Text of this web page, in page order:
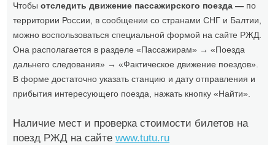
Чтобыотследить движение пассажирского поезда — по
территории России, в сообщении со странами СНГ и Балтии,
можно воспользоваться специальной формой на сайте РЖД.
Она располагается в разделе «Пассажирам» → «Поезда
дальнего следования» → «Фактическое движение поездов».
В форме достаточно указать станцию и дату отправления и
прибытия интересующего поезда, нажать кнопку «Найти».
Наличие мест и проверка стоимости билетов на
поезд РЖД на сайтеwww.tutu.ru